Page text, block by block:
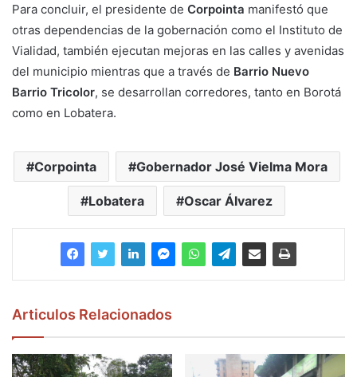
Para concluir, el presidente de Corpointa manifestó que
otras dependencias de la gobernación como el Instituto de
Vialidad, también ejecutan mejoras en las calles y avenidas
del municipio mientras que a través de Barrio Nuevo
Barrio Tricolor, se desarrollan corredores, tanto en Borotá
como en Lobatera.
Corpointa Gobernador José Vielma Mora
Lobatera Oscar Álvarez
Articulos Relacionados